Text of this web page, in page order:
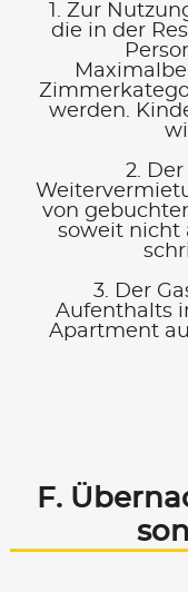
1. Zur
die in der
werden.
2.
von
soweit nicht
3. Der
Aufenthalts
Apartment
F.